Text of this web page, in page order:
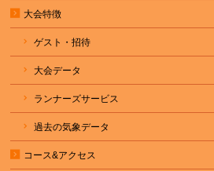
大会特徴
ゲスト・招待
大会データ
ランナーズサービス
過去の気象データ
コース&アクセス